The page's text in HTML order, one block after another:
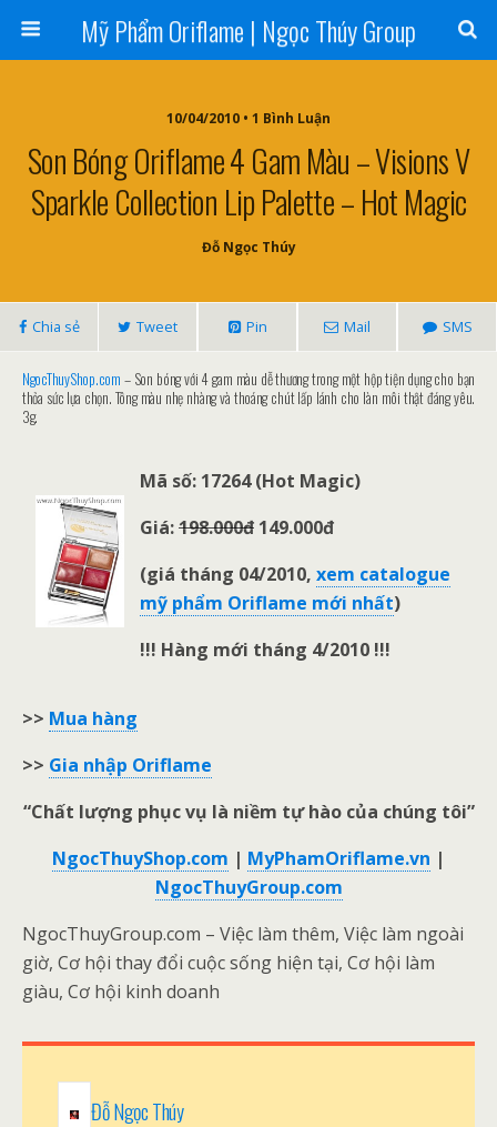
Mỹ Phẩm Oriflame | Ngọc Thúy Group
10/04/2010 • 1 Bình Luận
Son Bóng Oriflame 4 Gam Màu – Visions V
Sparkle Collection Lip Palette – Hot Magic
Đỗ Ngọc Thúy
Chia sẻ Tweet Pin Mail SMS
NgocThuyShop.com – Son bóng với 4 gam màu dễ thương trong một hộp tiện dụng cho bạn
thỏa sức lựa chọn. Tông màu nhẹ nhàng và thoáng chút lấp lánh cho làn môi thật đáng yêu.
3g.
Mã số: 17264 (Hot Magic)
Giá:198.000đ 149.000đ
(giá tháng 04/2010, xem catalogue
mỹ phẩm Oriflame mới nhất)
!!! Hàng mới tháng 4/2010 !!!
>> Mua hàng
>> Gia nhập Oriflame
“Chất lượng phục vụ là niềm tự hào của chúng tôi”
NgocThuyShop.com | MyPhamOriflame.vn |
NgocThuyGroup.com
NgocThuyGroup.com – Việc làm thêm, Việc làm ngoài
giờ, Cơ hội thay đổi cuộc sống hiện tại, Cơ hội làm
giàu, Cơ hội kinh doanh
Đỗ Ngọc Thúy